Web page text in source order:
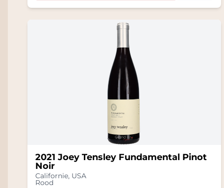
2021 Joey Tensley Fundamental Pinot
Noir
Californie, USA
Rood